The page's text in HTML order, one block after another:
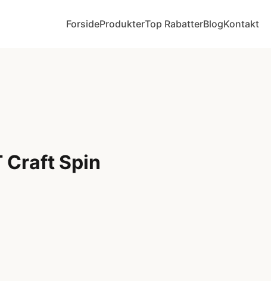
ForsideProdukterTop RabatterBlogKontakt
Craft Spin